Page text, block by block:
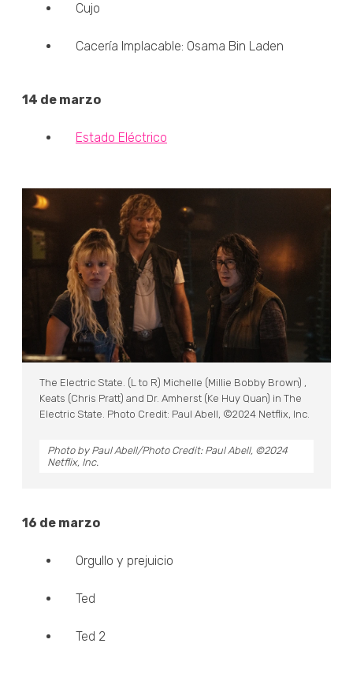
Cujo
Cacería Implacable: Osama Bin Laden
14 de marzo
Estado Eléctrico
The Electric State. (L to R) Michelle (Millie Bobby Brown) ,
Keats (Chris Pratt) and Dr. Amherst (Ke Huy Quan) in The
Electric State. Photo Credit: Paul Abell, ©2024 Netflix, Inc.
Photo by Paul Abell/Photo Credit: Paul Abell, ©2024
Netflix, Inc.
16 de marzo
Orgullo y prejuicio
Ted
Ted 2